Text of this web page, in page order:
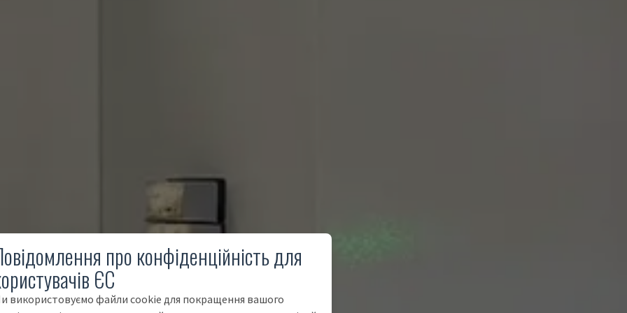
про конфіденційність для
ЄС
використовуємо файли cookie для покращення вашого